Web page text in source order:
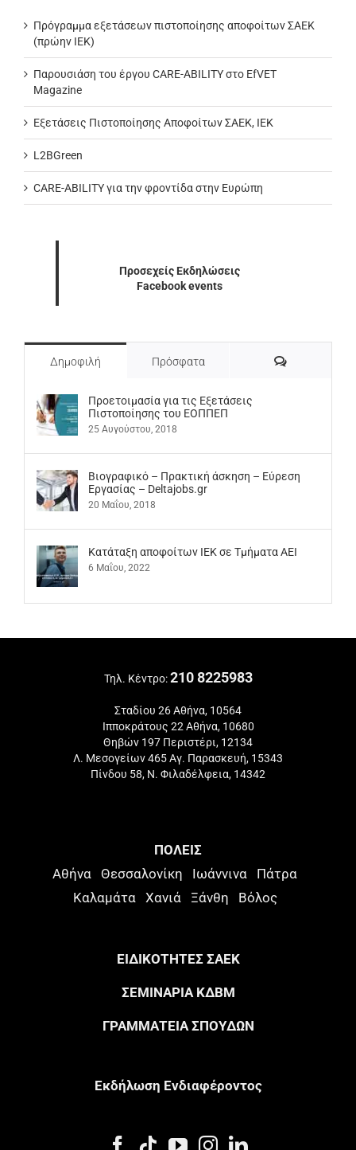
Πρόγραμμα εξετάσεων πιστοποίησης αποφοίτων ΣΑΕΚ
(πρώην ΙΕΚ)
Παρουσιάση του έργου CARE-ABILITY στο EfVET
Magazine
Εξετάσεις Πιστοποίησης Αποφοίτων ΣΑΕΚ, ΙΕΚ
L2BGreen
CARE-ABILITY για την φροντίδα στην Ευρώπη
Προσεχείς Εκδηλώσεις
Facebook events
Δημοφιλή Πρόσφατα Σχόλια
Προετοιμασία για τις Εξετάσεις
Πιστοποίησης του ΕΟΠΠΕΠ
25 Αυγούστου, 2018
Βιογραφικό – Πρακτική άσκηση – Εύρεση
Εργασίας – Deltajobs.gr
20 Μαΐου, 2018
Kατάταξη αποφοίτων ΙΕΚ σε Τμήματα ΑΕΙ
6 Μαΐου, 2022
Τηλ. Κέντρο:210 8225983
Σταδίου 26 Αθήνα, 10564
Ιπποκράτους 22 Αθήνα, 10680
Θηβών 197 Περιστέρι, 12134
Λ. Μεσογείων 465 Αγ. Παρασκευή, 15343
Πίνδου 58, Ν. Φιλαδέλφεια, 14342
ΠΟΛΕΙΣ
Αθήνα Θεσσαλονίκη Ιωάννινα
Πάτρα
Καλαμάτα
Χανιά Ξάνθη Βόλος
ΕΙΔΙΚΟΤΗΤΕΣ ΣΑΕΚ
ΣΕΜΙΝΑΡΙΑ ΚΔΒΜ
ΓΡΑΜΜΑΤΕΙΑ ΣΠΟΥΔΩΝ
Eκδήλωση Eνδιαφέροντος